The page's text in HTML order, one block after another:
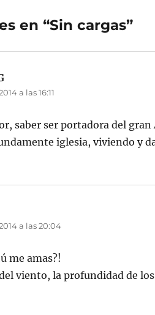
en “Sin cargas”
a las 16:11
saber ser portadora del
iglesia, viviendo y
a las 20:04
me amas?!
viento, la profundidad de